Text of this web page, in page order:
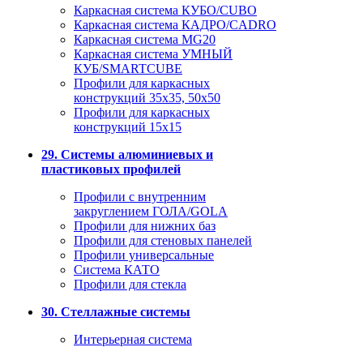
Каркасная система КУБО/CUBO
Каркасная система КАДРО/CADRO
Каркасная система MG20
Каркасная система УМНЫЙ
КУБ/SMARTCUBE
Профили для каркасных
конструкций 35x35, 50x50
Профили для каркасных
конструкций 15х15
29. Системы алюминиевых и
пластиковых профилей
Профили с внутренним
закруглением ГОЛА/GOLA
Профили для нижних баз
Профили для стеновых панелей
Профили универсальные
Система КАТО
Профили для стекла
30. Стеллажные системы
Интерьерная система